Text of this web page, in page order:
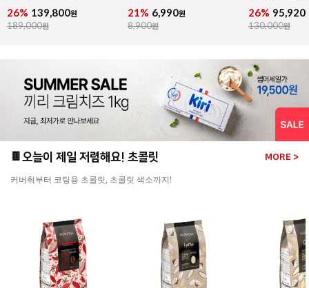
26% 139,800원
189,000원
21% 6,990원
8,900원
26% 95,920
130,000원
🍫오늘이 제일 저렴해요! 초콜릿 MORE >
커버춰부터 코팅용 초콜릿, 초콜릿 색소까지!